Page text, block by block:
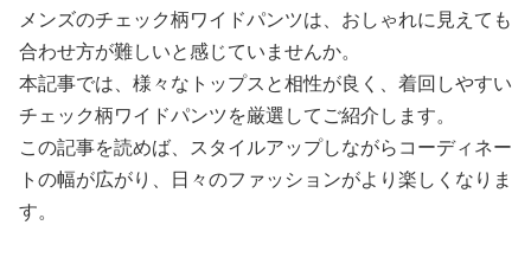
メンズのチェック柄ワイドパンツは、おしゃれに見えても
合わせ方が難しいと感じていませんか。
本記事では、様々なトップスと相性が良く、着回しやすい
チェック柄ワイドパンツを厳選してご紹介します。
この記事を読めば、スタイルアップしながらコーディネー
トの幅が広がり、日々のファッションがより楽しくなりま
す。